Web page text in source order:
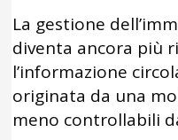
La gestione
diventa ancora più
l’informazione
originata da una
meno controllabili